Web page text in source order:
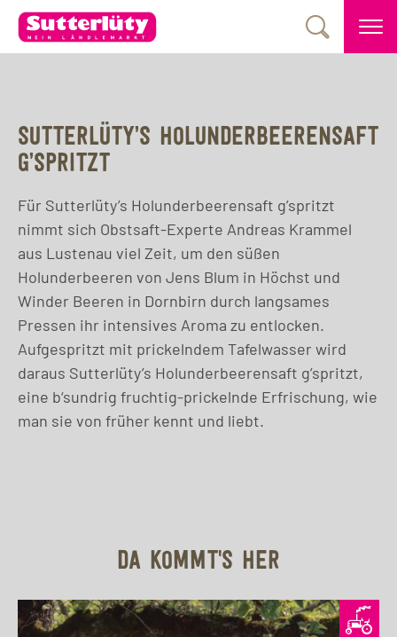
SUTTERLÜTY’S HOLUNDERBEERENSAFT
G’SPRITZT
Für Sutterlüty’s Holunderbeerensaft g’spritzt
nimmt sich Obstsaft-Experte Andreas Krammel
aus Lustenau viel Zeit, um den süßen
Holunderbeeren von Jens Blum in Höchst und
Winder Beeren in Dornbirn durch langsames
Pressen ihr intensives Aroma zu entlocken.
Aufgespritzt mit prickelndem Tafelwasser wird
daraus Sutterlüty’s Holunderbeerensaft g’spritzt,
eine b‘sundrig fruchtig-prickelnde Erfrischung, wie
man sie von früher kennt und liebt.
DA KOMMT'S HER